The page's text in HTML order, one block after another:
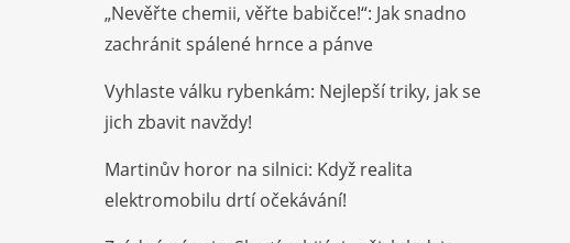
„Nevěřte chemii, věřte babičce!“: Jak snadno
zachránit spálené hrnce a pánve
Vyhlaste válku rybenkám: Nejlepší triky, jak se
jich zbavit navždy!
Martinův horor na silnici: Když realita
elektromobilu drtí očekávání!